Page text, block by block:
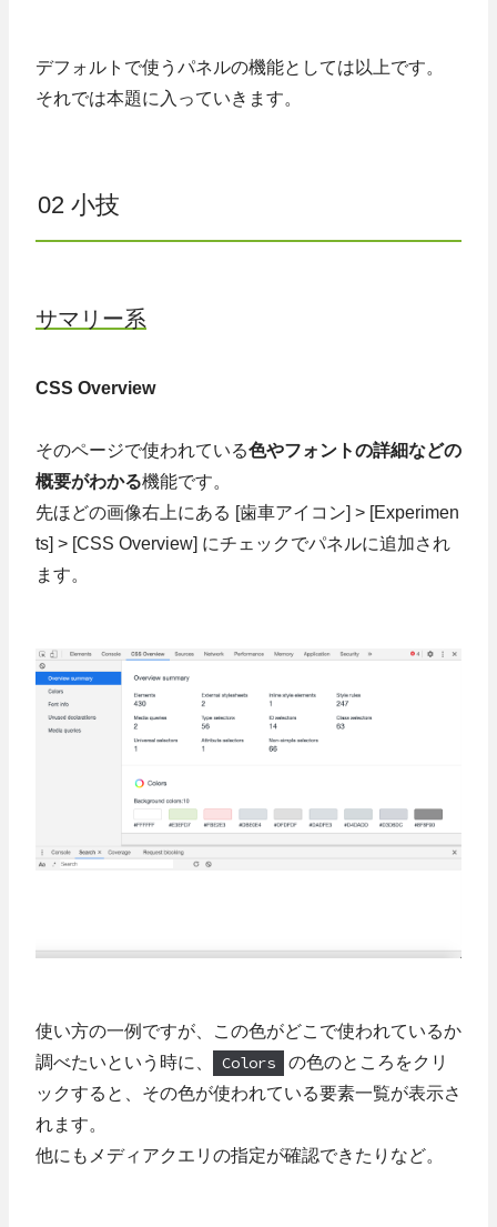
デフォルトで使うパネルの機能としては以上です。
それでは本題に入っていきます。
02 小技
サマリー系
CSS Overview
そのページで使われている色やフォントの詳細などの
概要がわかる機能です。
先ほどの画像右上にある [歯車アイコン] > [Experimen
ts] > [CSS Overview] にチェックでパネルに追加され
ます。
使い方の一例ですが、この色がどこで使われているか
調べたいという時に、
Colors
の色のところをクリ
ックすると、その色が使われている要素一覧が表示さ
れます。
他にもメディアクエリの指定が確認できたりなど。